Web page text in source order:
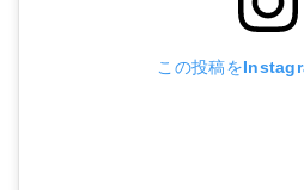
この投稿を